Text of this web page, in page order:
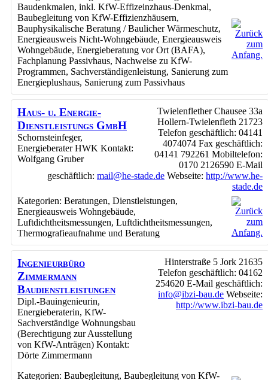
Baudenkmalen, inkl. KfW-Effizeinzhaus-Denkmal,
Baubegleitung von KfW-Effizienzhäusern,
Bauphysikalische Beratung / Baulicher Wärmeschutz,
Energieausweis Nicht-Wohngebäude, Energieausweis
Wohngebäude, Energieberatung vor Ort (BAFA),
Fachplanung Passivhaus, Nachweise zu KfW-
Programmen, Sachverständigenleistung, Sanierung zum
Energieplushaus, Sanierung zum Passivhaus
Haus- u. Energie-
Dienstleistungs GmbH
Schornsteinfeger,
Energieberater HWK Kontakt:
Wolfgang Gruber
Twielenflether Chausee 33a
Hollern-Twielenfleth 21723
Telefon geschäftlich: 04141
4074074 Fax geschäftlich:
04141 792261 Mobiltelefon:
0170 2126590 E-Mail
geschäftlich: mail@he-stade.de Webseite: http://www.he-
stade.de
Kategorien: Beratungen, Dienstleistungen,
Energieausweis Wohngebäude,
Luftdichtheitsmessungen, Luftdichtheitsmessungen,
Thermografieaufnahme und Beratung
Ingenieurbüro
Zimmermann
Baudienstleistungen
Dipl.-Bauingenieurin,
Energieberaterin, KfW-
Sachverständige Wohnungsbau
(Berechtigung zur Ausstellung
von KfW-Anträgen) Kontakt:
Dörte Zimmermann
Hinterstraße 5 Jork 21635
Telefon geschäftlich: 04162
254620 E-Mail geschäftlich:
info@ibzi-bau.de Webseite:
http://www.ibzi-bau.de
Kategorien: Baubegleitung, Baubegleitung von KfW-